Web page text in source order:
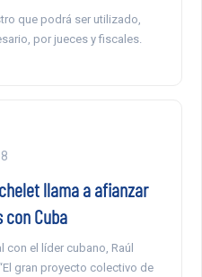
que podrá ser utilizado,
por jueces y fiscales.
llama a afianzar
Cuba
con el líder cubano, Raúl
gran proyecto colectivo de